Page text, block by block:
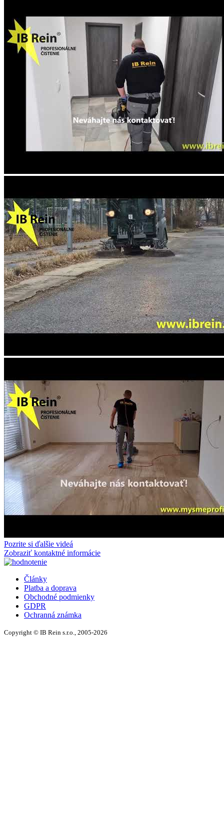
Pozrite si ďalšie videá
Zobraziť kontaktné informácie
Články
Platba a doprava
Obchodné podmienky
GDPR
Ochranná známka
Copyright © IB Rein s.r.o., 2005-2026